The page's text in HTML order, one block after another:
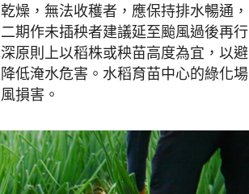
燥，無法收穫者，應保持排水暢通，
期作未插秧者建議延至颱風過後再行
原則上以稻株或秧苗高度為宜，以避
低淹水危害。水稻育苗中心的綠化場
損害。